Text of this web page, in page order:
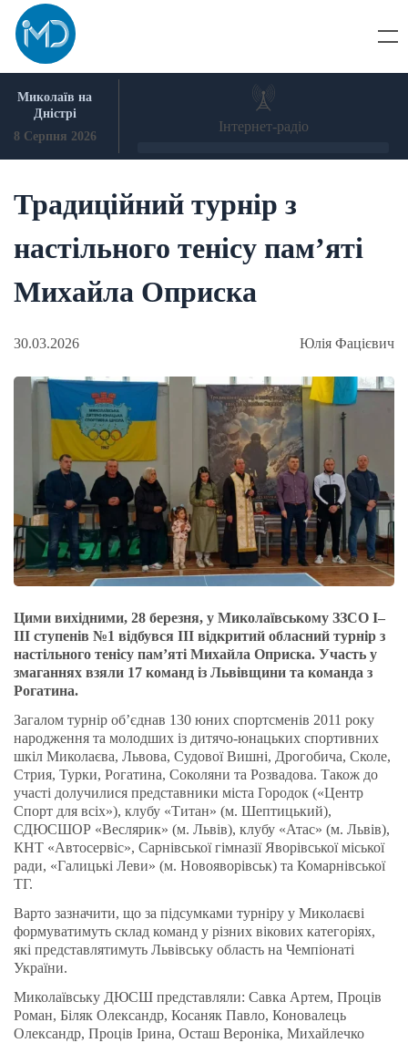
Skip
content
Миколаїв на
Дністрі
8 Серпня 2026
Інтернет-радіо
Традиційний турнір з
настільного тенісу пам’яті
Михайла Оприска
30.03.2026 Юлія Фацієвич
Цими вихідними, 28 березня, у Миколаївському ЗЗСО І–
ІІІ ступенів №1 відбувся III відкритий обласний турнір з
настільного тенісу пам’яті Михайла Оприска. Участь у
змаганнях взяли 17 команд із Львівщини та команда з
Рогатина.
Загалом турнір об’єднав 130 юних спортсменів 2011 року
народження та молодших із дитячо-юнацьких спортивних
шкіл Миколаєва, Львова, Судової Вишні, Дрогобича, Сколе,
Стрия, Турки, Рогатина, Соколяни та Розвадова. Також до
участі долучилися представники міста Городок («Центр
Спорт для всіх»), клубу «Титан» (м. Шептицький),
СДЮСШОР «Веслярик» (м. Львів), клубу «Атас» (м. Львів),
КНТ «Автосервіс», Сарнівської гімназії Яворівської міської
ради, «Галицькі Леви» (м. Новояворівськ) та Комарнівської
ТГ.
Варто зазначити, що за підсумками турніру у Миколаєві
формуватимуть склад команд у різних вікових категоріях,
які представлятимуть Львівську область на Чемпіонаті
України.
Миколаївську ДЮСШ представляли: Савка Артем, Проців
Роман, Біляк Олександр, Косаняк Павло, Коновалець
Олександр, Проців Ірина, Осташ Вероніка, Михайлечко